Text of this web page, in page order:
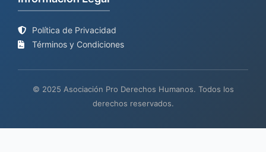
Política de Privacidad
Términos y Condiciones
© 2025 Asociación Pro Derechos Humanos. Todos los
derechos reservados.